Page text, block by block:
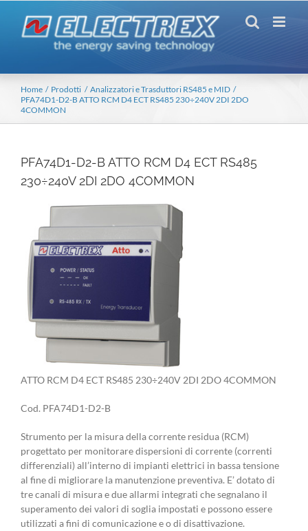
contenuto
Home Prodotti
Analizzatori e Trasduttori RS485 e MID
PFA74D1-D2-B ATTO RCM D4 ECT RS485 230÷240V 2DI 2DO
4COMMON
PFA74D1-D2-B ATTO RCM D4 ECT RS485
230÷240V 2DI 2DO 4COMMON
ATTO RCM D4 ECT RS485 230÷240V 2DI 2DO 4COMMON
Cod. PFA74D1-D2-B
Strumento per la misura della corrente residua (RCM)
progettato per monitorare dispersioni di corrente (correnti
differenziali) all’interno di impianti elettrici in bassa tensione
al fine di migliorare la manutenzione preventiva. E’ dotato di
tre canali di misura e due allarmi integrati che segnalano il
superamento dei valori di soglia impostati e possono essere
utilizzati a fini di comunicazione e o di disattivazione.